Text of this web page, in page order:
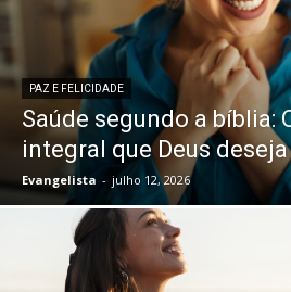
PAZ E FELICIDADE
Saúde segundo a bíblia:
integral que Deus
Evangelista - julho 12, 2026